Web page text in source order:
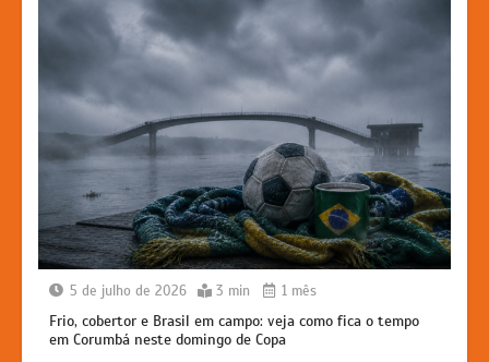
5 de julho de 2026 3 min 1 mês
Frio, cobertor e Brasil em campo: veja como fica o tempo
em Corumbá neste domingo de Copa